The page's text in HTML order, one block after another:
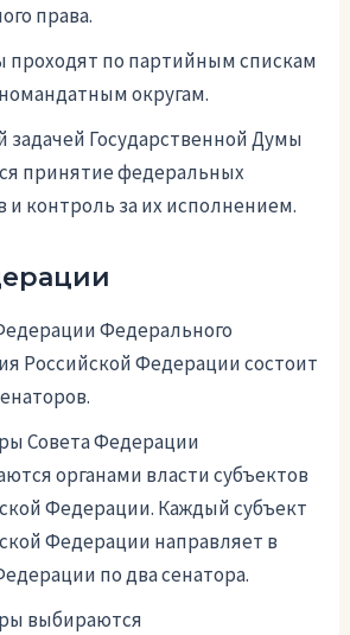
права.
проходят по партийным спискам
округам.
задачей Государственной Думы
принятие федеральных
и контроль за их исполнением.
Федерального
Российской Федерации состоит
Совета Федерации
органами власти субъектов
Федерации. Каждый субъект
Федерации направляет в
по два сенатора.
выбираются